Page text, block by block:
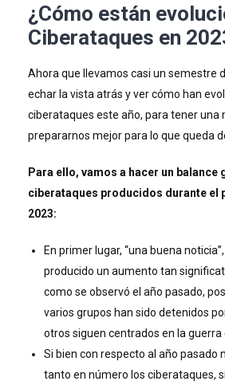
¿Cómo están
Ciberataques en
Ahora que llevamos casi un semestre
echar la vista atrás y ver cómo han
ciberataques este año, para tener una
prepararnos mejor para lo que queda
Para ello, vamos a hacer un balance
ciberataques producidos durante el
2023:
En primer lugar, “una buena
producido un aumento tan
como se observó el año pasado,
varios grupos han sido detenidos
otros siguen centrados en la guerra
Si bien con respecto al año pasado
tanto en número los ciberataques,